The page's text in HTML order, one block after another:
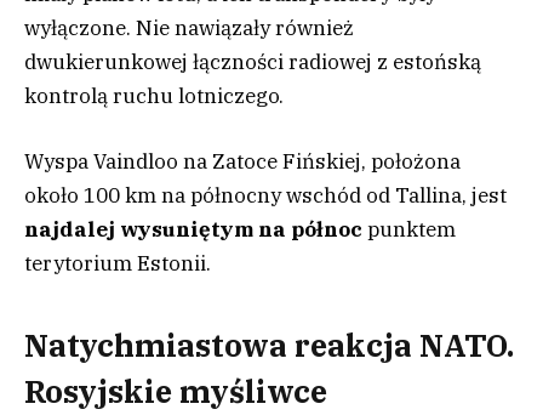
wyłączone. Nie nawiązały również
dwukierunkowej łączności radiowej z estońską
kontrolą ruchu lotniczego.
Wyspa Vaindloo na Zatoce Fińskiej, położona
około 100 km na północny wschód od Tallina, jest
najdalej wysuniętym na północ punktem
terytorium Estonii.
Natychmiastowa reakcja NATO.
Rosyjskie myśliwce